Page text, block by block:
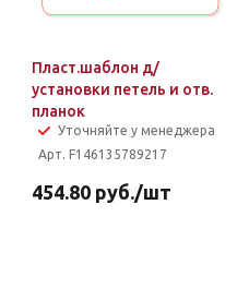
Пласт.шаблон д/
установки петель и отв.
планок
Уточняйте у менеджера
Арт. F146135789217
454.80 руб./шт